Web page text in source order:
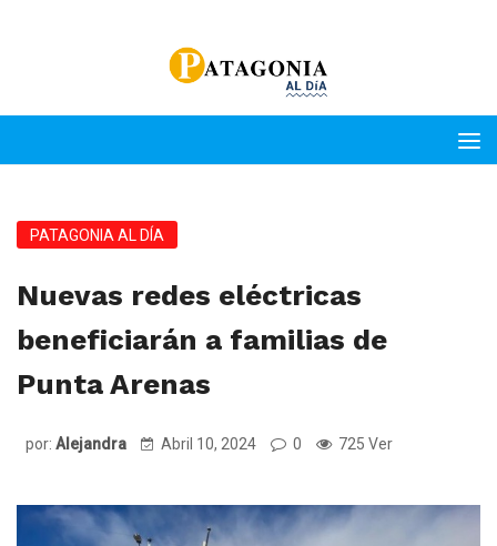
PATAGONIA AL DÍA
Nuevas redes eléctricas
beneficiarán a familias de
Punta Arenas
por: Alejandra Abril 10, 2024 0 725 Ver